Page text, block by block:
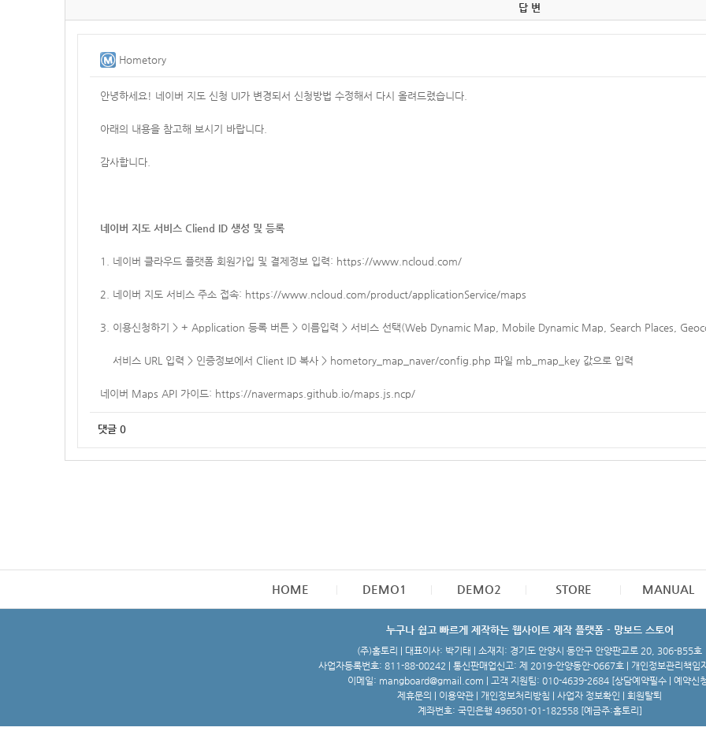
답 변
Hometory
안녕하세요! 네이버 지도 신청 UI가 변경되서 신청방법 수정해서 다시 올려드렸습니다.
아래의 내용을 참고해 보시기 바랍니다.
감사합니다.
네이버 지도 서비스 Cliend ID 생성 및 등록
1. 네이버 클라우드 플랫폼 회원가입 및 결제정보 입력: https://www.ncloud.com/
2. 네이버 지도 서비스 주소 접속: https://www.ncloud.com/product/applicationService/maps
3. 이용신청하기 > + Application 등록 버튼 > 이름입력 > 서비스 선택(Web Dynamic Map, Mobile Dynamic Map, Search Places,
서비스 URL 입력 > 인증정보에서 Client ID 복사 > hometory_map_naver/config.php 파일 mb_map_key 값으로 입력
네이버 Maps API 가이드: https://navermaps.github.io/maps.js.ncp/
댓글 0
HOME DEMO1 DEMO2 STORE MANUAL
누구나 쉽고 빠르게 제작하는 웹사이트 제작 플랫폼 - 망보드 스토어
(주)홈토리 | 대표이사: 박기태 | 소재지: 경기도 안양시 동안구 안양판교로 20, 306-B55호
사업자등록번호: 811-88-00242 | 통신판매업신고: 제 2019-안양동안-0667호 | 개인정보관리책임
이메일: mangboard@gmail.com | 고객 지원팀: 010-4639-2684 [상담예약필수 | 예약신
제휴문의
이용약관 개인정보처리방침 사업자 정보확인
회원탈퇴
계좌번호: 국민은행 496501-01-182558 [예금주:홈토리]